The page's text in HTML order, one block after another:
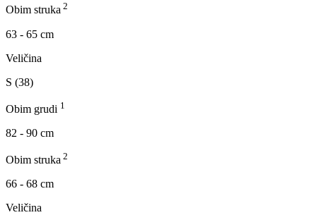
Obim struka 2
63 - 65 cm
Veličina
S (38)
Obim grudi 1
82 - 90 cm
Obim struka 2
66 - 68 cm
Veličina